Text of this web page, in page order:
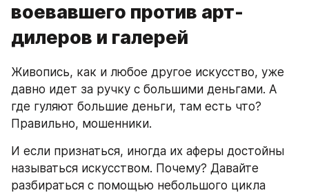
воевавшего против арт-
дилеров и галерей
Живопись, как и любое другое искусство, уже
давно идет за ручку с большими деньгами. А
где гуляют большие деньги, там есть что?
Правильно, мошенники.
И если признаться, иногда их аферы достойны
называться искусством. Почему? Давайте
разбираться с помощью небольшого цикла